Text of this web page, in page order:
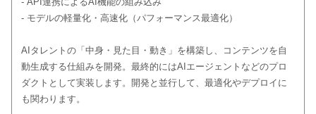
- モデルの軽量化・高速化（パフォーマンス最適化）
AIタレントの「中身・見た目・動き」を構築し、コンテンツを自
動生成する仕組みを開発。最終的にはAIエージェントなどのプロ
ダクトとして実装します。開発と並行して、最適化やデプロイに
も関わります。